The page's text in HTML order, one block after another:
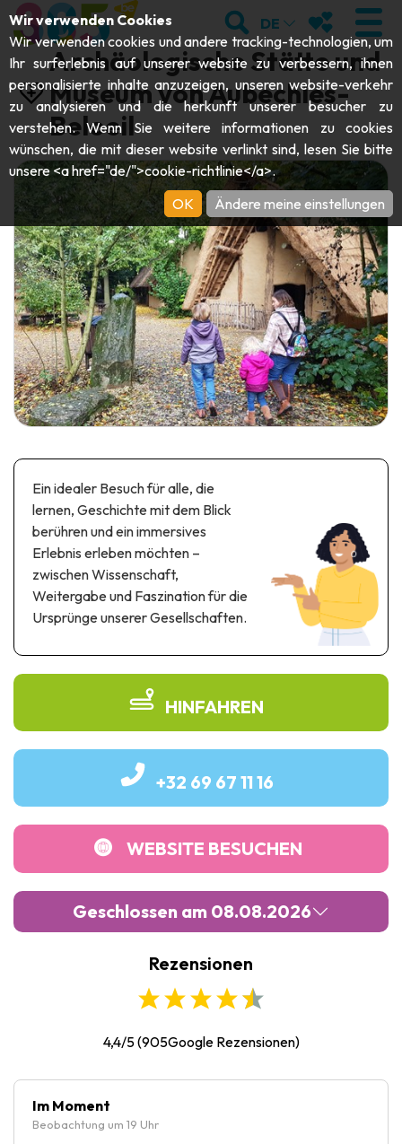
BESUCHEN
Abteien & Religiöse Monumente
Archäologie
Kunst
Handwerk & Know-how
Schlösser, Zitadellen & Belfriede
Folklore & Lokale Geschichte
Geschichte
Automobil- & Eisenbahnerbe
Industrie- & Technikerbe
Regionalprodukte
Gedächtnistourismus
ENTDECKEN
Höhlen
Garten, Parks & Naturstätten
Aquarien, Tierparks & Zoos
SICH BEWEGEN
Touristen-& Kreuzfahrt-Schiffe
Draisinen & Touristenzüge
Kajaks
Abenteuerparks
Themen- und Freizeitpark
Unterhaltungs-& Aqua-Parks
VERANSTALTUNGEN
DIE BESTEN AKTIVITÄTEN FÜR
DIESEN SOMMER
GUIDE DOWNLOADEN
SUCHEN
DE MEINE
Archäologische Stätte und
Museum von Aubechies-
Beloeil
Ein idealer Besuch für alle, die
lernen, Geschichte mit dem Blick
berühren und ein immersives
Erlebnis erleben möchten –
zwischen Wissenschaft,
Weitergabe und Faszination für die
Ursprünge unserer Gesellschaften.
HINFAHREN
+32 69 67 11 16
WEBSITE BESUCHEN
Geschlossen am 08.08.2026
18:00
09:00-18:00
09:00
Freitag :09:00
Rezensionen
4,4/5(905Google Rezensionen)
Im Moment
Beobachtung um 19 Uhr
Wir verwenden Cookies
Wir verwenden cookies und andere tracking-technologien, um
Ihr surferlebnis auf unserer website zu verbessern, ihnen
personalisierte inhalte anzuzeigen, unseren website-verkehr
zu analysieren und die herkunft unserer besucher zu
verstehen. Wenn Sie weitere informationen zu cookies
wünschen, die mit dieser website verlinkt sind, lesen Sie bitte
unsere <a href="de/">cookie-richtlinie</a>.
OK
Ändere meine einstellungen